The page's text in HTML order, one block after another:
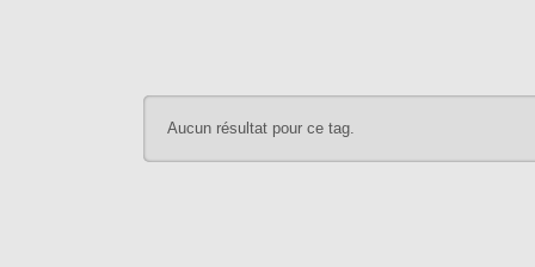
Aucun résultat pour ce tag.